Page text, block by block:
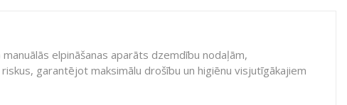
elpināšanas aparāts dzemdību nodaļām,
garantējot maksimālu drošību un higiēnu visjutīgākajiem